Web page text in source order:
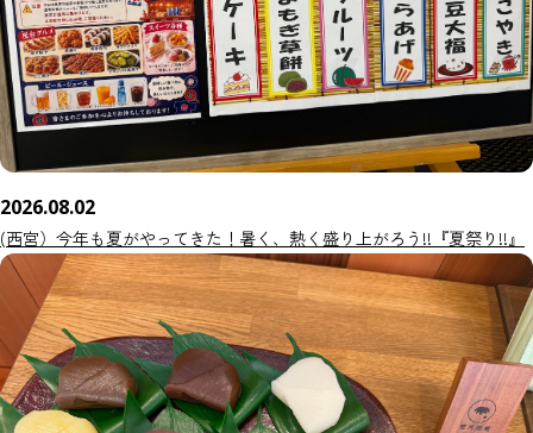
2026.08.02
(西宮）今年も夏がやってきた！暑く、熱く盛り上がろう!!『夏祭り!!』